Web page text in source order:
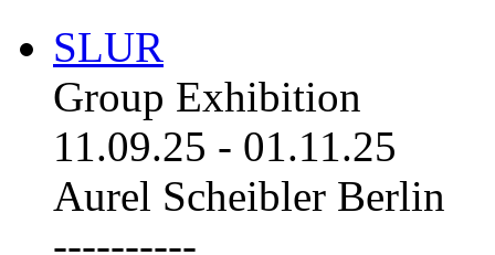
SLUR
Group Exhibition
11.09.25 - 01.11.25
Aurel Scheibler Berlin
----------